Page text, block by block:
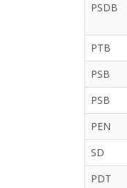
PSDB
PTB
PSB
PSB
PEN
SD
PDT